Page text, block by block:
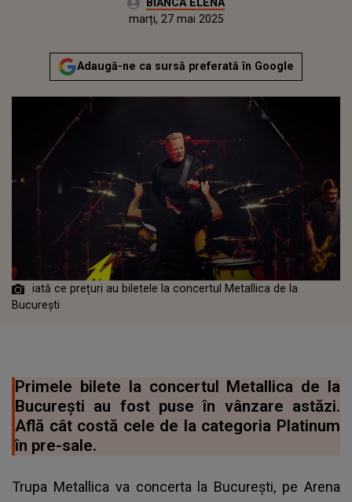
Actualizat:
marți, 27 mai 2025
Adaugă-ne ca sursă preferată în Google
iată ce prețuri au biletele la concertul Metallica de la
București
Primele bilete la concertul Metallica de la
București au fost puse în vânzare astăzi.
Află cât costă cele de la categoria Platinum
în pre-sale.
Trupa Metallica va concerta la București, pe Arena